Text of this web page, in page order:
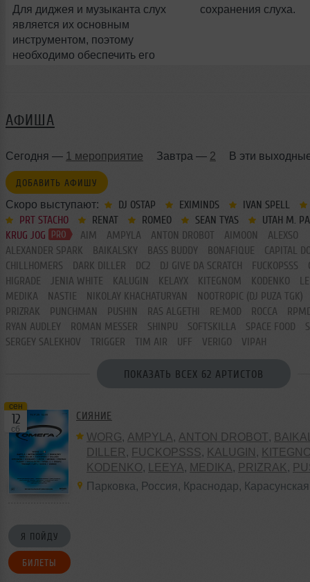
Для диджея и музыканта слух
является их основным
инструментом, поэтому
необходимо обеспечить его
сохранения слуха.
АФИША
Сегодня — 1 мероприятие Завтра — 2 В эти
ДОБАВИТЬ АФИШУ
Скоро выступают: DJ OSTAP EXIMINDS
IVAN SPELL
PRT STACHO
RENAT ROMEO SEAN TYAS
UTAH M.
KRUG JOG
AIM AMPYLA ANTON DROBOT AIMOON
ALEXSO
ALEXANDER SPARK
BAIKALSKY BASS BUDDY BONAFIQUE
CAPITAL
CHILLHOMERS
DARK DILLER DC2 DJ GIVE DA SCRATCH FUCKOPSSS
HIGRADE
JENIA WHITE KALUGIN KELAYX KITEGNOM KODENKO
MEDIKA
NASTIE NIKOLAY KHACHATURYAN
NOOTROPIC (DJ PUZA TGK)
PRIZRAK
PUNCHMAN PUSHIN RAS ALGETHI RE:MOD ROCCA
RYAN AUDLEY
ROMAN MESSER SHINPU SOFTSKILLA SPACE FOOD
SERGEY SALEKHOV
TRIGGER TIM AIR UFF VERIGO VIPAH
ПОКАЗАТЬ ВСЕХ 62 АРТИСТОВ
сен
12
сб
Я ПОЙДУ
БИЛЕТЫ
СИЯНИЕ
WORG, AMPYLA, ANTON DROBOT,
DILLER , FUCKOPSSS, KALUGIN ,
KODENKO, LEEYA, MEDIKA, PRIZRAK ,
ALGETHI
RPMD, SHINPU ,TRIGGER , UFF,
Парковка, Россия , Краснодар, Карасунская